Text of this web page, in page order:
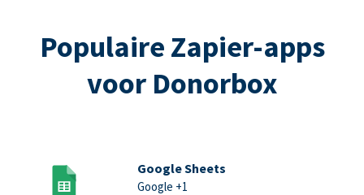
Populaire Zapier-apps
voor Donorbox
Google Sheets
Google +1